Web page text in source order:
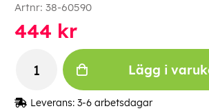
Artnr: 38-60590
444 kr
Lägg i
Leverans: 3-6 arbetsdagar